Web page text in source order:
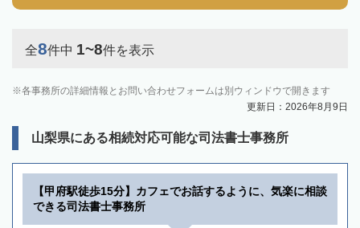
全8件中 1~8件を表示
各事務所の詳細情報とお問い合わせフォームは別ウィンドウで開きます
更新日：2026年8月9日
山梨県にある相続対応可能な司法書士事務所
【甲府駅徒歩15分】カフェでお話するように、気楽に相談
できる司法書士事務所